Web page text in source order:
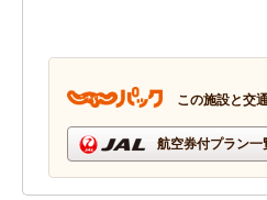
この施設と交
航空券付プラン一